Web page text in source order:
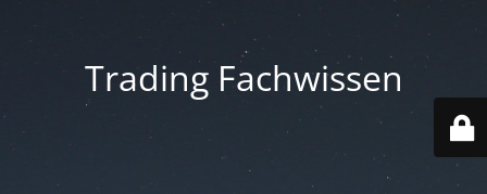
Trading Fachwissen